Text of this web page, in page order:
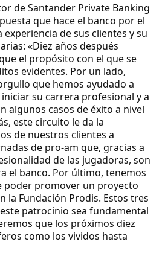
de Santander Private Banking
que hace el banco por el
de sus clientes y su
«Diez años después
el propósito con el que se
evidentes. Por un lado,
que hemos ayudado a
su carrera profesional y a
algunos casos de éxito a nivel
este circuito le da la
de nuestros clientes a
de pro-am que, gracias a
de las jugadoras, son
el banco. Por último, tenemos
poder promover un proyecto
la Fundación Prodis. Estos tres
patrocinio sea fundamental
que los próximos diez
como los vividos hasta